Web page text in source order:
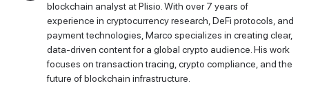
blockchain analyst at Plisio. With over 7 years of
experience in cryptocurrency research, DeFi protocols, and
payment technologies, Marco specializes in creating clear,
data-driven content for a global crypto audience. His work
focuses on transaction tracing, crypto compliance, and the
future of blockchain infrastructure.